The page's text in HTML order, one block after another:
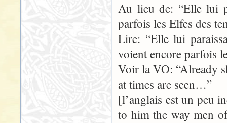
Au lieu de: “Elle lui
parfois les Elfes des
Lire: “Elle lui
voient encore parfois
Voir la VO: “Already
at times are seen…”
[l’anglais est un peu
to him the way men